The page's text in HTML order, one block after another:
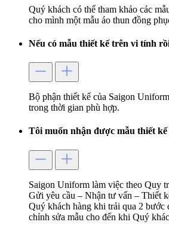
Quý khách có thể tham khảo các
cho mình một mẫu áo thun đồng
Nếu có mẫu thiết kế trên vi tính
Bộ phận thiết kế của Saigon
trong thời gian phù hợp.
Tôi muốn nhận được mẫu thiết
Saigon Uniform làm việc theo Quy
Gửi yêu cầu – Nhận tư vấn – Thiết
Quý khách hàng khi trải qua 2
chỉnh sửa mẫu cho đến khi Quý